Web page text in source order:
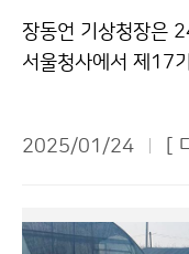
장동언 기상청장은
서울청사에서 제17
2025/01/24 [